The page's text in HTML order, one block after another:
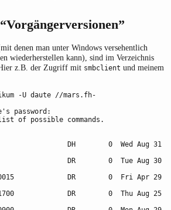
denen man unter Windows versehentlich
wiederherstellen kann), sind im Verzeichnis
z.B. der Zugriff mit smbclient und meinem
-U daute //mars.fh-
password:
of possible commands.